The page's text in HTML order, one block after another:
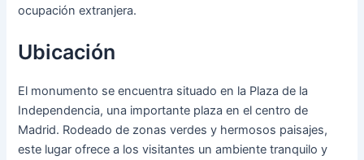
ocupación extranjera.
Ubicación
El monumento se encuentra situado en la Plaza de la
Independencia, una importante plaza en el centro de
Madrid. Rodeado de zonas verdes y hermosos paisajes,
este lugar ofrece a los visitantes un ambiente tranquilo y